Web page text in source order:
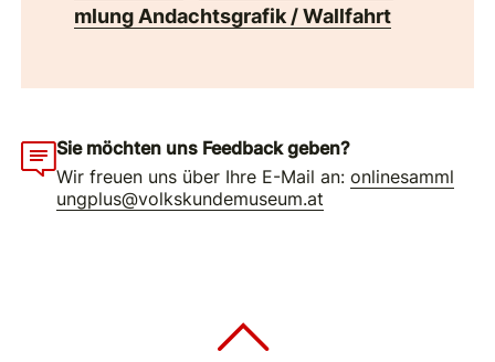
mlung Andachtsgrafik / Wallfahrt
Sie möchten uns Feedback geben?
Wir freuen uns über Ihre E-Mail an:onlinesamml
ungplus@volkskundemuseum.at